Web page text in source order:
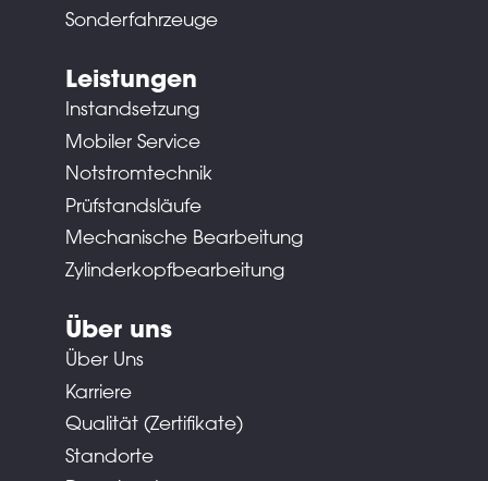
Sonderfahrzeuge
Leistungen
Instandsetzung
Mobiler Service
Notstromtechnik
Prüfstandsläufe
Mechanische Bearbeitung
Zylinderkopfbearbeitung
Über uns
Über Uns
Karriere
Qualität (Zertifikate)
Standorte